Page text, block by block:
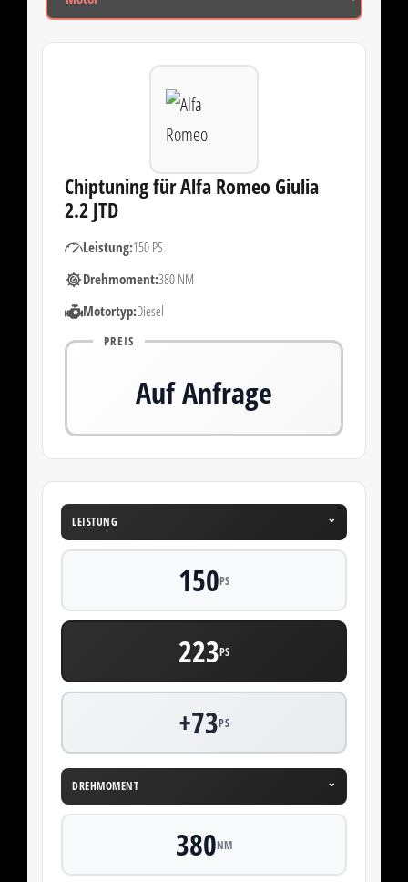
Chiptuning für Alfa Romeo Giulia
2.2 JTD
Leistung:150 PS
Drehmoment:380 NM
Motortyp:Diesel
PREIS
Auf Anfrage
LEISTUNG ⌄
150PS
223PS
+73PS
DREHMOMENT ⌄
380NM